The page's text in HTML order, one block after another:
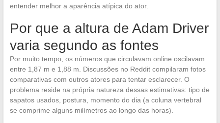
entender melhor a aparência atípica do ator.
Por que a altura de Adam Driver
varia segundo as fontes
Por muito tempo, os números que circulavam online oscilavam
entre 1,87 m e 1,88 m. Discussões no Reddit compilaram fotos
comparativas com outros atores para tentar esclarecer. O
problema reside na própria natureza dessas estimativas: tipo de
sapatos usados, postura, momento do dia (a coluna vertebral
se comprime alguns milímetros ao longo das horas).